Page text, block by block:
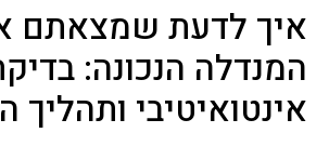
איך לדעת שמצאתם
המנדלה הנכונה:
אינטואיטיבי ותהליך